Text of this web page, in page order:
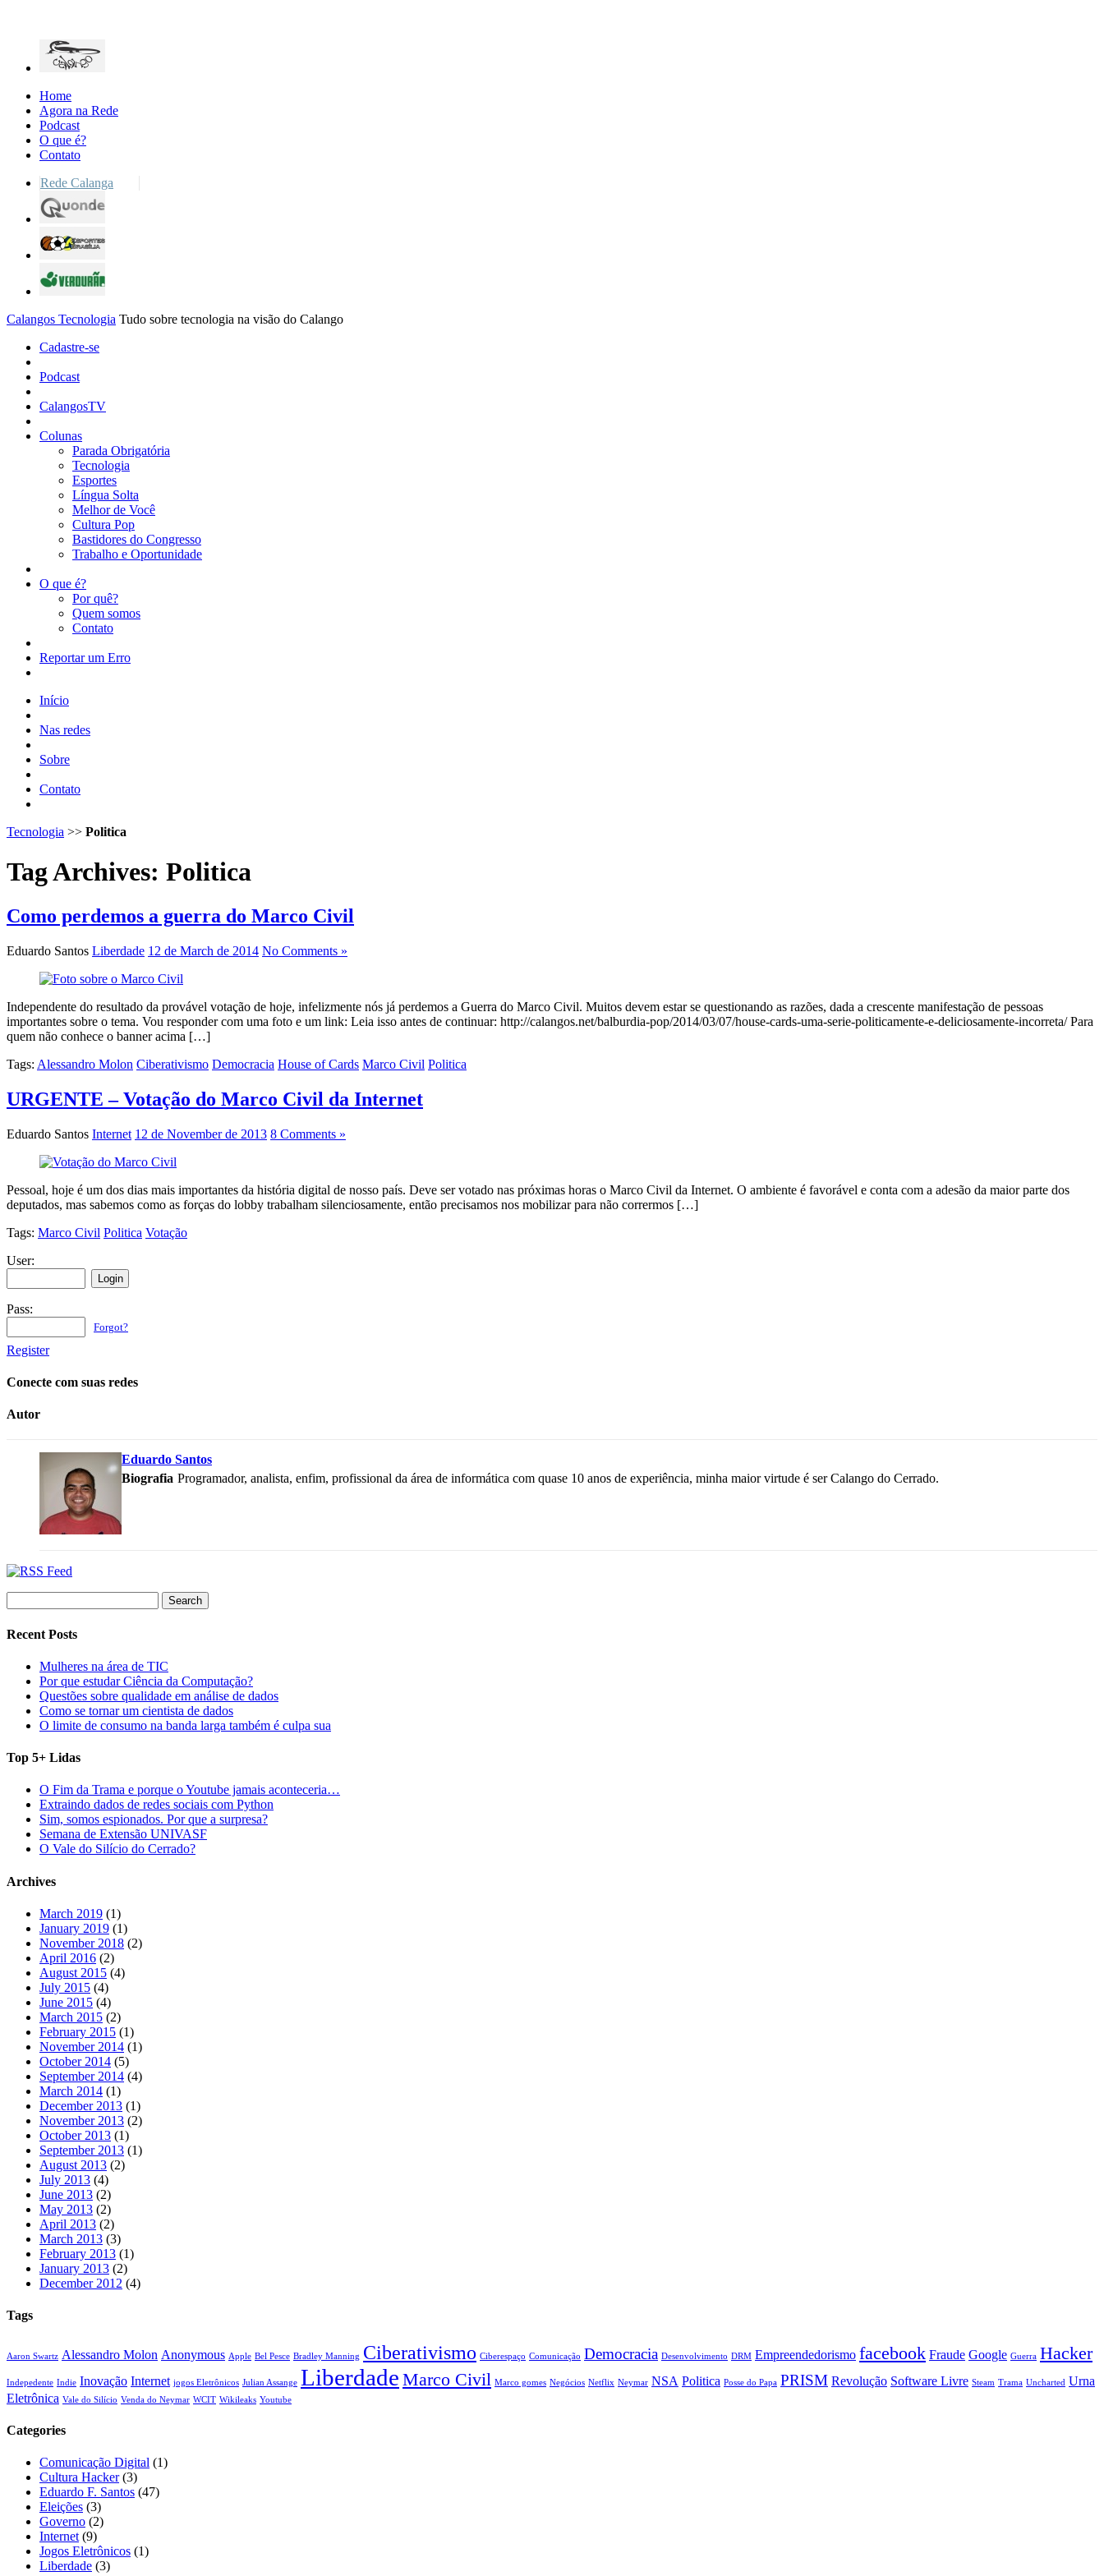
Home
Agora na Rede
Podcast
O que é?
Contato
Rede Calanga
Calangos Tecnologia Tudo sobre tecnologia na visão do Calango
Cadastre-se
Podcast
CalangosTV
Colunas
Parada Obrigatória
Tecnologia
Esportes
Língua Solta
Melhor de Você
Cultura Pop
Bastidores do Congresso
Trabalho e Oportunidade
O que é?
Por quê?
Quem somos
Contato
Reportar um Erro
Início
Nas redes
Sobre
Contato
Tecnologia >> Politica
Tag Archives: Politica
Como perdemos a guerra do Marco Civil
Eduardo Santos Liberdade 12 de March de 2014 No Comments »
Independente do resultado da provável votação de hoje, infelizmente nós já perdemos a Guerra do Marco Civil. Muitos devem estar se questionando as razões, dada a crescente manifestação de pessoas
importantes sobre o tema. Vou responder com uma foto e um link: Leia isso antes de continuar: http://calangos.net/balburdia-pop/2014/03/07/house-cards-uma-serie-politicamente-e-deliciosamente-incorreta/ Para
quem não conhece o banner acima […]
Tags: Alessandro Molon Ciberativismo Democracia House of Cards Marco Civil Politica
URGENTE – Votação do Marco Civil da Internet
Eduardo Santos Internet 12 de November de 2013 8 Comments »
Pessoal, hoje é um dos dias mais importantes da história digital de nosso país. Deve ser votado nas próximas horas o Marco Civil da Internet. O ambiente é favorável e conta com a adesão da maior parte dos
deputados, mas sabemos como as forças do lobby trabalham silenciosamente, então precisamos nos mobilizar para não corrermos […]
Tags: Marco Civil Politica Votação
User:
Pass:
Forgot?
Register
Conecte com suas redes
Autor
Eduardo Santos
Biografia Programador, analista, enfim, profissional da área de informática com quase 10 anos de experiência, minha maior virtude é ser Calango do Cerrado.
for:
Recent Posts
Mulheres na área de TIC
Por que estudar Ciência da Computação?
Questões sobre qualidade em análise de dados
Como se tornar um cientista de dados
O limite de consumo na banda larga também é culpa sua
Top 5+ Lidas
O Fim da Trama e porque o Youtube jamais aconteceria…
Extraindo dados de redes sociais com Python
Sim, somos espionados. Por que a surpresa?
Semana de Extensão UNIVASF
O Vale do Silício do Cerrado?
Archives
March 2019 (1)
January 2019 (1)
November 2018 (2)
April 2016 (2)
August 2015 (4)
July 2015 (4)
June 2015 (4)
March 2015 (2)
February 2015 (1)
November 2014 (1)
October 2014 (5)
September 2014 (4)
March 2014 (1)
December 2013 (1)
November 2013 (2)
October 2013 (1)
September 2013 (1)
August 2013 (2)
July 2013 (4)
June 2013 (2)
May 2013 (2)
April 2013 (2)
March 2013 (3)
February 2013 (1)
January 2013 (2)
December 2012 (4)
Tags
Aaron Swartz Alessandro Molon Anonymous Apple Bel Pesce Bradley Manning Ciberativismo Ciberespaço Comunicação Democracia Desenvolvimento DRM Empreendedorismo facebook Fraude Google Guerra Hacker
Indepedente Indie Inovação Internet jogos Eletrônicos Julian Assange Liberdade Marco Civil Marco gomes Negócios Netflix Neymar NSA Politica Posse do Papa PRISM Revolução Software Livre Steam Trama Uncharted Urna
Eletrônica Vale do Silício Venda do Neymar WCIT Wikileaks Youtube
Categories
Comunicação Digital (1)
Cultura Hacker(3)
Eduardo F. Santos (47)
Eleições (3)
Governo (2)
Internet (9)
Jogos Eletrônicos (1)
Liberdade (3)